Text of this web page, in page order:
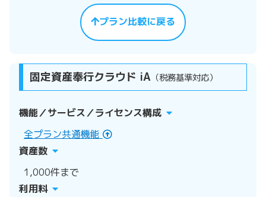
プラン比較に戻る
固定資産奉行クラウド iA（税務基準対応）
機能／サービス／ライセンス構成
全プラン共通機能
資産数
1,000件まで
利用料